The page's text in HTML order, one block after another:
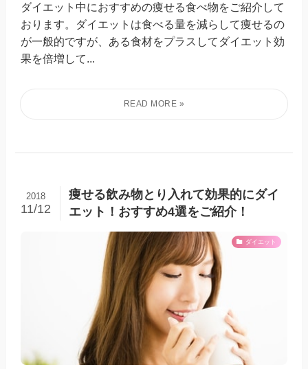
ダイエット中におすすめの痩せる食べ物をご紹介して
おります。ダイエットは食べる量を減らして痩せるの
が一般的ですが、ある食材をプラスしてダイエット効
果を倍増して...
痩せる飲み物とり入れて効果的にダイ
エット！おすすめ4選をご紹介！
2018
11/12
ダイエット